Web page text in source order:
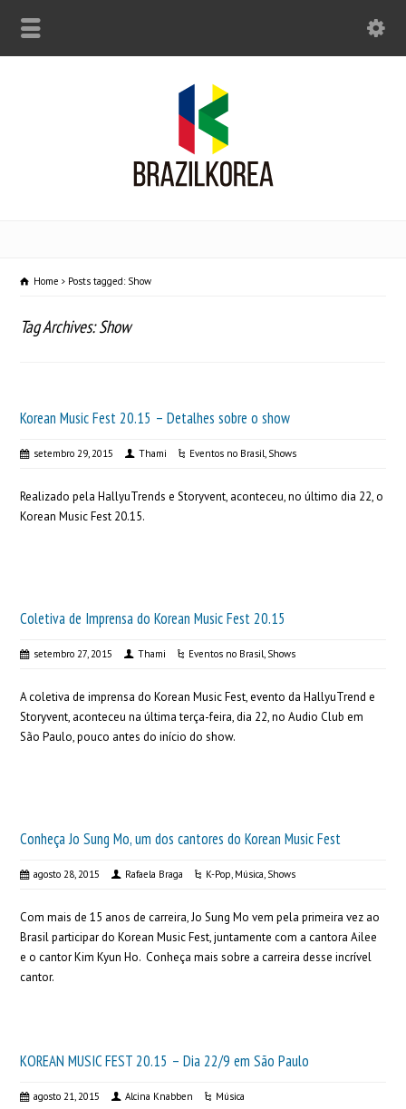
Home Posts tagged: Show
Tag Archives: Show
Korean Music Fest 20.15 – Detalhes sobre o show
setembro 29, 2015 Thami Eventos no Brasil, Shows
Realizado pela HallyuTrends e Storyvent, aconteceu, no último dia 22, o
Korean Music Fest 20.15.
Coletiva de Imprensa do Korean Music Fest 20.15
setembro 27, 2015 Thami Eventos no Brasil, Shows
A coletiva de imprensa do Korean Music Fest, evento da HallyuTrend e
Storyvent, aconteceu na última terça-feira, dia 22, no Audio Club em
São Paulo, pouco antes do início do show.
Conheça Jo Sung Mo, um dos cantores do Korean Music Fest
agosto 28, 2015 Rafaela Braga K-Pop, Música, Shows
Com mais de 15 anos de carreira, Jo Sung Mo vem pela primeira vez ao
Brasil participar do Korean Music Fest, juntamente com a cantora Ailee
e o cantor Kim Kyun Ho. Conheça mais sobre a carreira desse incrível
cantor.
KOREAN MUSIC FEST 20.15 – Dia 22/9 em São Paulo
agosto 21, 2015 Alcina Knabben Música